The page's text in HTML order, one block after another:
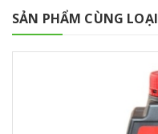
SẢN PHẨM CÙNG LOẠI